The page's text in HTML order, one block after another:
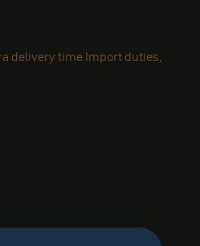
delivery time Import duties,